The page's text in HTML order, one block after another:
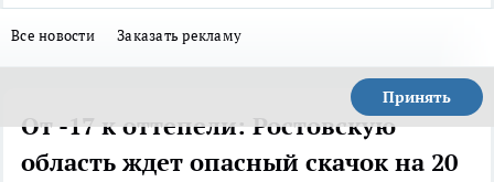
Все новости Заказать рекламу
Принять
От -17 к оттепели: Ростовскую
область ждет опасный скачок на 20